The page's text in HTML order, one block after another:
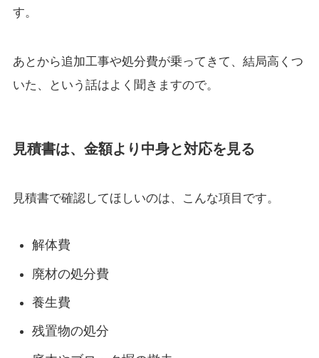
す。
あとから追加工事や処分費が乗ってきて、結局高くつ
いた、という話はよく聞きますので。
見積書は、金額より中身と対応を見る
見積書で確認してほしいのは、こんな項目です。
解体費
廃材の処分費
養生費
残置物の処分